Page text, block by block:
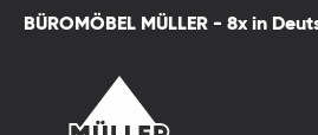
Zur Hauptnavigation
BÜROMÖBEL MÜLLER - 8x in